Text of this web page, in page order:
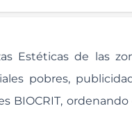
Estéticas de las
pobres,
BIOCRIT,